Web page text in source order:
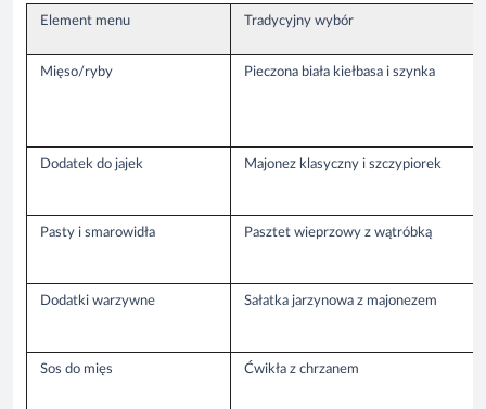
Element menu Tradycyjny wybór
Mięso/ryby Pieczona biała kiełbasa i szynka
Dodatek do jajek Majonez klasyczny i szczypiorek
Pasty i smarowidła Pasztet wieprzowy z wątróbką
Dodatki warzywne Sałatka jarzynowa z majonezem
Sos do mięs Ćwikła z chrzanem